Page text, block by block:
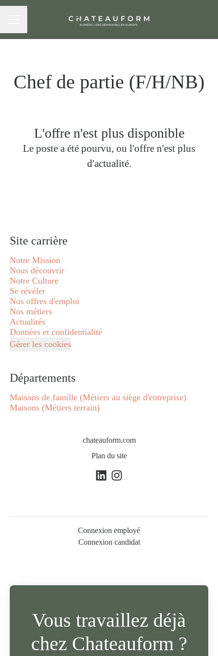
Chef de partie (F/H/NB)
L'offre n'est plus disponible
Le poste a été pourvu, ou l'offre n'est plus
d'actualité.
Site carrière
Notre Mission
Nous découvrir
Notre Culture
Se révéler
Nos offres d'emploi
Nos métiers
Actualités
Données et confidentialité
Gérer les cookies
Départements
Maisons de famille (Métiers au siège d'entreprise)
Maisons (Métiers terrain)
chateauform.com
Plan du site
Connexion employé
Connexion candidat
Vous travaillez déjà
chez Chateauform ?